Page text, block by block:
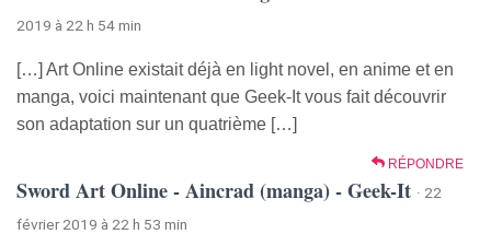
2019 à 22 h 54 min
[…] Art Online existait déjà en light novel, en anime et en
manga, voici maintenant que Geek-It vous fait découvrir
son adaptation sur un quatrième […]
RÉPONDRE
Sword Art Online - Aincrad (manga) - Geek-It · 22
février 2019 à 22 h 53 min